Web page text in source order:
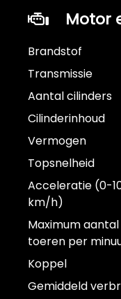
Motor
Brandstof
Transmissie
Aantal cilinders
Cilinderinhoud
Vermogen
Topsnelheid
Acceleratie (0-
km/h)
Maximum aantal
toeren per
Koppel
Gemiddeld